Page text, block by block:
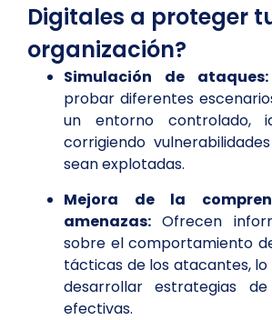
Digitales a proteger
organización?
Simulación de ataques:
probar diferentes
un entorno controlado,
corrigiendo
sean explotadas.
Mejora de la
amenazas: Ofrecen
sobre el comportamiento
tácticas de los atacantes,
desarrollar estrategias
efectivas.